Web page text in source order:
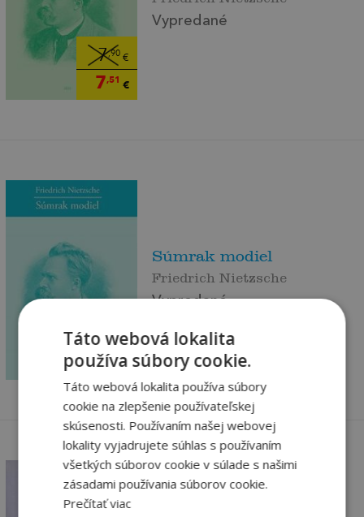
7,90€
7,51 €
Vypredané
6,90€
6,56€
Súmrak modiel
Friedrich Nietzsche
Vypredané
Táto webová lokalita
používa súbory cookie.
Táto webová lokalita používa súbory
cookie na zlepšenie používateľskej
skúsenosti. Používaním našej webovej
lokality vyjadrujete súhlas s používaním
všetkých súborov cookie v súlade s našimi
zásadami používania súborov cookie.
Prečítať viac